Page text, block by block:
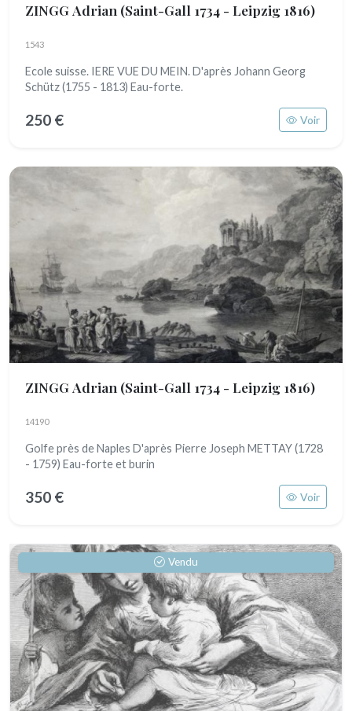
ZINGG Adrian (Saint-Gall 1734 - Leipzig 1816)
1543
Ecole suisse. IERE VUE DU MEIN. D'après Johann Georg
Schütz (1755 - 1813) Eau-forte.
250 € Voir
ZINGG Adrian (Saint-Gall 1734 - Leipzig 1816)
14190
Golfe près de Naples D'après Pierre Joseph METTAY (1728
- 1759) Eau-forte et burin
350 € Voir
Vendu